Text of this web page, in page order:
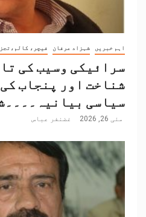
اہم خبریں شہزاد عرفان فیچر،
سرائیکی وسیب کی
شناخت اور پنجاب
سیاسی
مئی 26, 2026 غضنفر عباس